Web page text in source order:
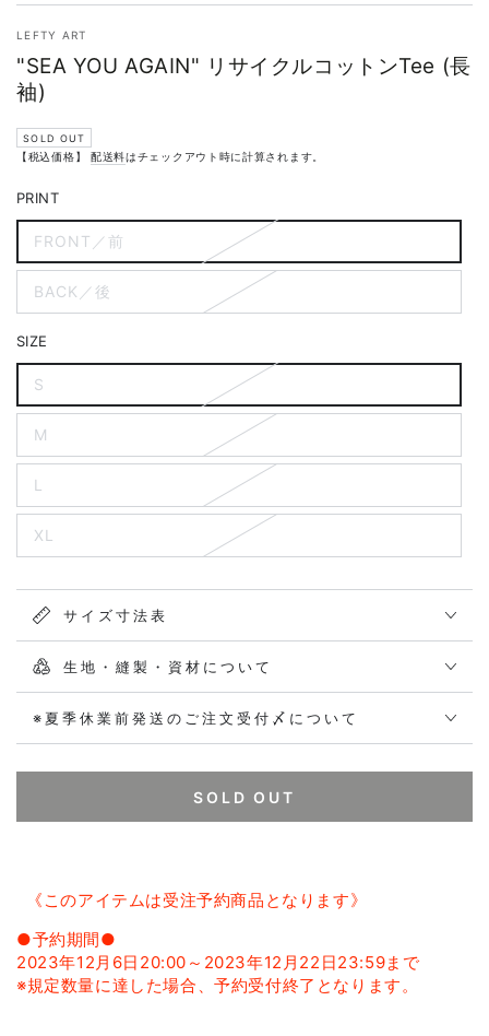
LEFTY ART
"SEA YOU AGAIN" リサイクルコットンTee (長
袖)
SOLD OUT
【税込価格】 配送料はチェックアウト時に計算されます。
PRINT
FRONT／前
BACK／後
SIZE
S
M
L
XL
サイズ寸法表
生地・縫製・資材について
※夏季休業前発送のご注文受付〆について
SOLD OUT
《このアイテムは受注予約商品となります》
●予約期間●
2023年12月6日20:00～2023年12月22日23:59まで
※規定数量に達した場合、予約受付終了となります。